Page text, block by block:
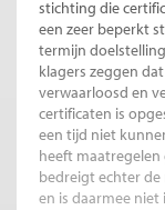
stichting die
een zeer beperkt
termijn
klagers zeggen
verwaarloosd en
certificaten is
een tijd niet
heeft
bedreigt echter
en is daarmee niet